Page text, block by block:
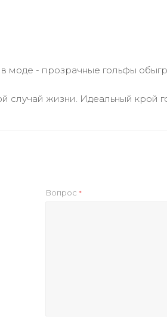
моде - прозрачные гольфы
случай жизни. Идеальный крой
Вопрос *